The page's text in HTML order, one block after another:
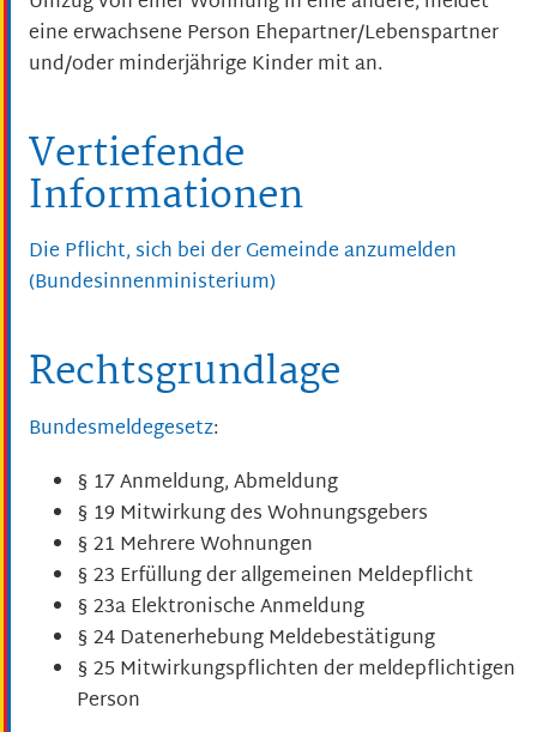
eine erwachsene Person Ehepartner/Lebenspartner
und/oder minderjährige Kinder mit an.
Vertiefende
Informationen
Die Pflicht, sich bei der Gemeinde anzumelden
(Bundesinnenministerium)
Rechtsgrundlage
Bundesmeldegesetz:
§ 17 Anmeldung, Abmeldung
§ 19 Mitwirkung des Wohnungsgebers
§ 21 Mehrere Wohnungen
§ 23 Erfüllung der allgemeinen Meldepflicht
§ 23a Elektronische Anmeldung
§ 24 Datenerhebung Meldebestätigung
§ 25 Mitwirkungspflichten der meldepflichtigen
Person